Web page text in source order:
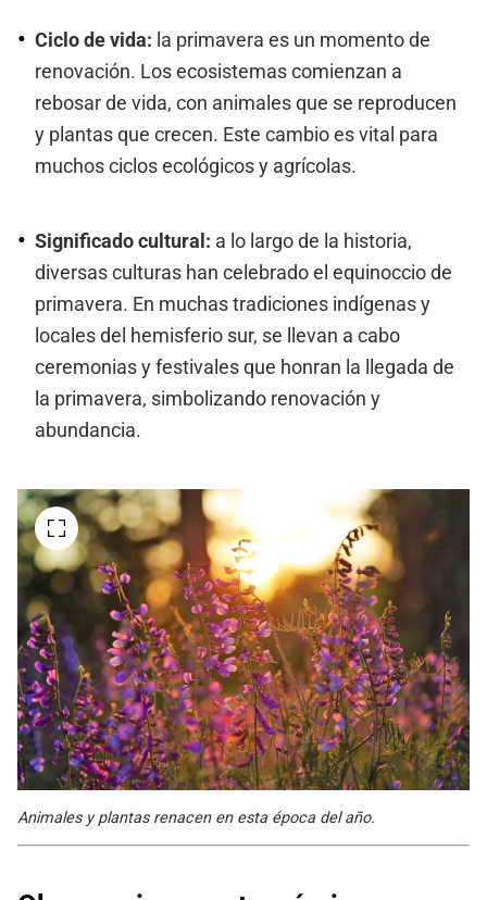
Ciclo de vida: la primavera es un momento de
renovación. Los ecosistemas comienzan a
rebosar de vida, con animales que se reproducen
y plantas que crecen. Este cambio es vital para
muchos ciclos ecológicos y agrícolas.
Significado cultural: a lo largo de la historia,
diversas culturas han celebrado el equinoccio de
primavera. En muchas tradiciones indígenas y
locales del hemisferio sur, se llevan a cabo
ceremonias y festivales que honran la llegada de
la primavera, simbolizando renovación y
abundancia.
Animales y plantas renacen en esta época del año.